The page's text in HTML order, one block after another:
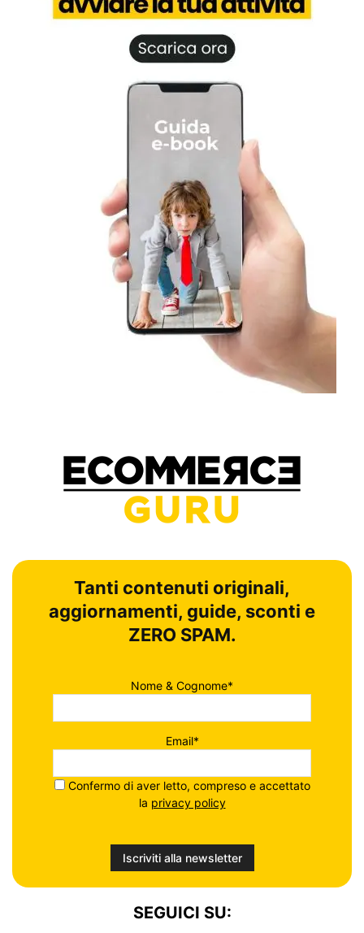
Tanti contenuti originali,
aggiornamenti, guide, sconti e
ZERO SPAM.
Nome & Cognome*
Email*
Confermo di aver letto, compreso e accettato
la privacy policy
SEGUICI SU: